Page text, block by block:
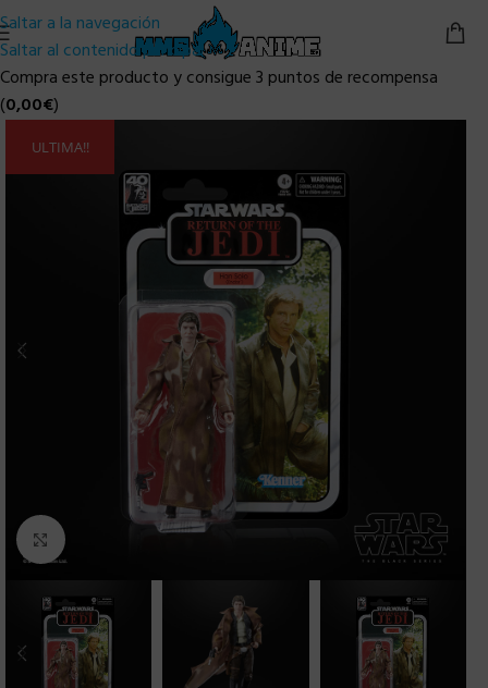
Saltar a la navegación
Saltar al contenido principal
Compra este producto y consigue 3 puntos de recompensa
(0,00€)
ULTIMA!!
Clic para ampliar